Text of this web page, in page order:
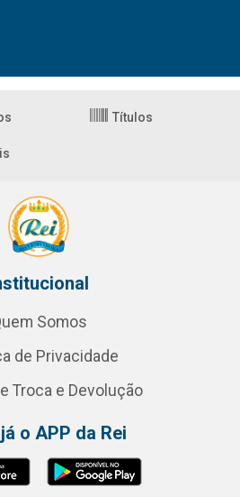
Títulos
Somos
de Privacidade
Troca e Devolução
o APP da Rei